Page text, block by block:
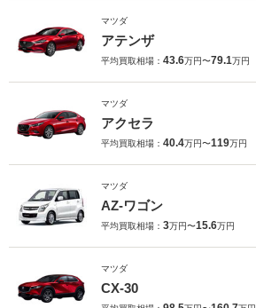
マツダ
アテンザ
平均買取相場： 43.6万円〜79.1万円
マツダ
アクセラ
平均買取相場： 40.4万円〜119万円
マツダ
AZ-ワゴン
平均買取相場： 3万円〜15.6万円
マツダ
CX-30